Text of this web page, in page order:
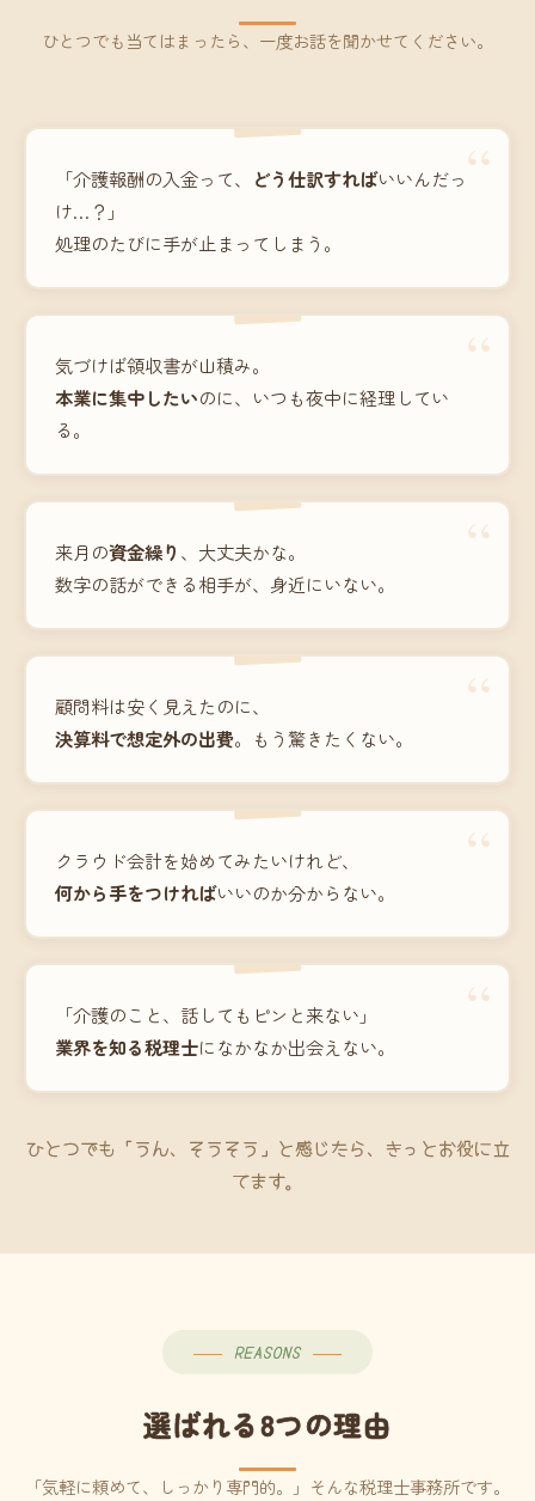
ひとつでも当てはまったら、一度お話を聞かせてください。
“
「介護報酬の入金って、 どう仕訳すればいいんだっ
け…？」
処理のたびに手が止まってしまう。
“
気づけば領収書が山積み。
本業に集中したいのに、いつも夜中に経理してい
る。
“
来月の資金繰り 、大丈夫かな。
数字の話ができる相手が、身近にいない。
“
顧問料は安く見えたのに、
決算料で想定外の出費。もう驚きたくない。
“
クラウド会計を始めてみたいけれど、
何から手をつければいいのか分からない。
“
「介護のこと、話してもピンと来ない」
業界を知る税理士になかなか出会えない。
ひとつでも「うん、そうそう」と感じたら、きっとお役に立
てます。
REASONS
選ばれる8つの理由
「気軽に頼めて、しっかり専門的。」そんな税理士事務所です。